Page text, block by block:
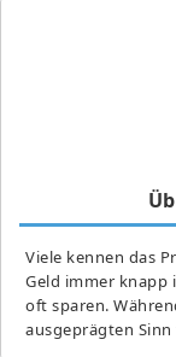
Viele kennen das
Geld immer knapp
oft sparen.
ausgeprägten